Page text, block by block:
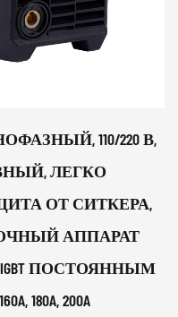
110/220 В,
ЛЕГКО
ОТ СИТКЕРА,
АППАРАТ
ПОСТОЯННЫМ
180A, 200A